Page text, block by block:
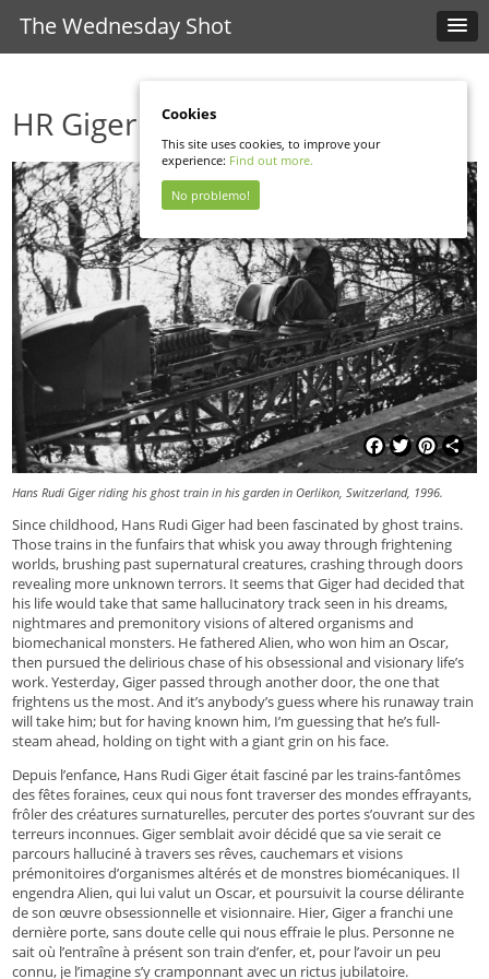
The Wednesday Shot
HR Giger
Facebook
TwitterPinterest
Hans Rudi Giger riding his ghost train in his garden in Oerlikon, Switzerland, 1996.
Since childhood, Hans Rudi Giger had been fascinated by ghost trains.
Those trains in the funfairs that whisk you away through frightening
worlds, brushing past supernatural creatures, crashing through doors
revealing more unknown terrors. It seems that Giger had decided that
his life would take that same hallucinatory track seen in his dreams,
nightmares and premonitory visions of altered organisms and
biomechanical monsters. He fathered Alien, who won him an Oscar,
then pursued the delirious chase of his obsessional and visionary life’s
work. Yesterday, Giger passed through another door, the one that
frightens us the most. And it’s anybody’s guess where his runaway train
will take him; but for having known him, I’m guessing that he’s full-
steam ahead, holding on tight with a giant grin on his face.
Depuis l’enfance, Hans Rudi Giger était fasciné par les trains-fantômes
des fêtes foraines, ceux qui nous font traverser des mondes effrayants,
frôler des créatures surnaturelles, percuter des portes s’ouvrant sur des
terreurs inconnues. Giger semblait avoir décidé que sa vie serait ce
parcours halluciné à travers ses rêves, cauchemars et visions
prémonitoires d’organismes altérés et de monstres biomécaniques. Il
engendra Alien, qui lui valut un Oscar, et poursuivit la course délirante
de son œuvre obsessionnelle et visionnaire. Hier, Giger a franchi une
dernière porte, sans doute celle qui nous effraie le plus. Personne ne
sait où l’entraîne à présent son train d’enfer, et, pour l’avoir un peu
connu, je l’imagine s’y cramponnant avec un rictus jubilatoire.
Cookies
This site uses cookies, to improve your
experience: Find out more.
No problemo!